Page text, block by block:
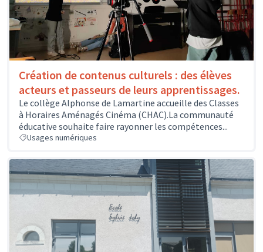
Création de contenus culturels : des élèves
acteurs et passeurs de leurs apprentissages.
Le collège Alphonse de Lamartine accueille des Classes
à Horaires Aménagés Cinéma (CHAC).La communauté
éducative souhaite faire rayonner les compétences...
Usages numériques